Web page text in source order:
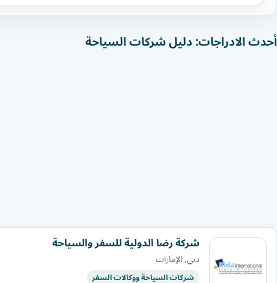
أحدث الادراجات: دليل شركات السياحة
شركة رضا الدولية للسفر والسياحة
دبي, الإمارات
شركات السياحة ووكالات السفر